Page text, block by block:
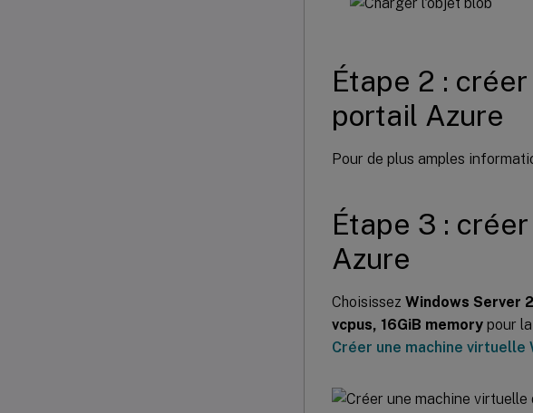
Étape 2 :
portail Azure
Pour de plus amples
Étape 3 :
Azure
Choisissez Windows Server
vcpus, 16GiB memory pour
Créer une machine